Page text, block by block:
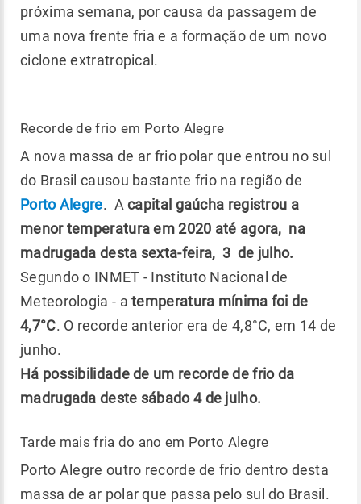
próxima semana, por causa da passagem de
uma nova frente fria e a formação de um novo
ciclone extratropical.
Recorde de frio em Porto Alegre
A nova massa de ar frio polar que entrou no sul
do Brasil causou bastante frio na região de
Porto Alegre. Acapital gaúcha registrou a
menor temperatura em 2020 até agora, na
madrugada desta sexta-feira, 3 de julho.
Segundo o INMET - Instituto Nacional de
Meteorologia - a temperatura mínima foi de
4,7°C. O recorde anterior era de 4,8°C, em 14 de
junho.
Há possibilidade de um recorde de frio da
madrugada deste sábado 4 de julho.
Tarde mais fria do ano em Porto Alegre
Porto Alegre outro recorde de frio dentro desta
massa de ar polar que passa pelo sul do Brasil.